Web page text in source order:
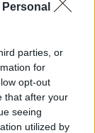
parties, or
for
opt-out
that after your
seeing
utilized by